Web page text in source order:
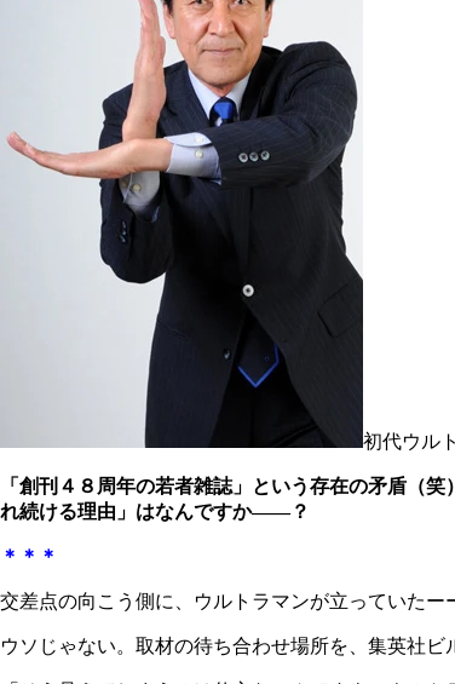
初代ウル
「創刊４８周年の若者雑誌」という存在の矛盾（
れ続ける理由」はなんですか――？
＊＊＊
交差点の向こう側に、ウルトラマンが立っていたー
ウソじゃない。取材の待ち合わせ場所を、集英社